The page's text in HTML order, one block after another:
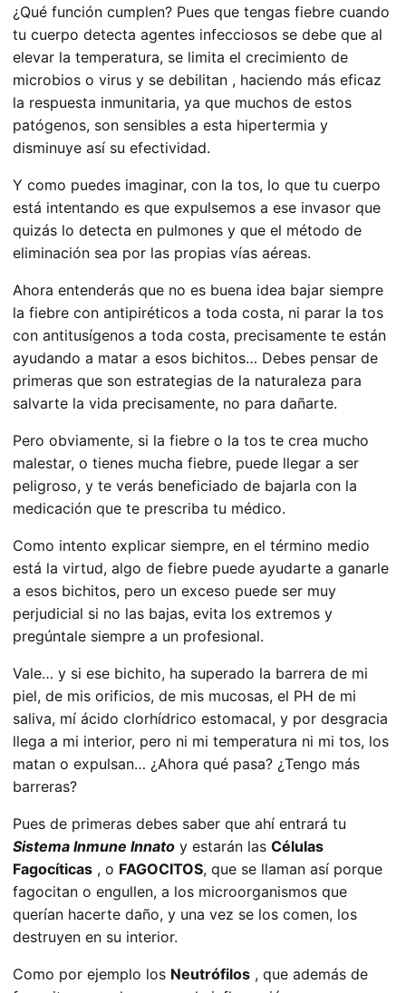
¿Qué función cumplen? Pues que tengas fiebre cuando
tu cuerpo detecta agentes infecciosos se debe que al
elevar la temperatura, se limita el crecimiento de
microbios o virus y se debilitan , haciendo más eficaz
la respuesta inmunitaria, ya que muchos de estos
patógenos, son sensibles a esta hipertermia y
disminuye así su efectividad.
Y como puedes imaginar, con la tos, lo que tu cuerpo
está intentando es que expulsemos a ese invasor que
quizás lo detecta en pulmones y que el método de
eliminación sea por las propias vías aéreas.
Ahora entenderás que no es buena idea bajar siempre
la fiebre con antipiréticos a toda costa, ni parar la tos
con antitusígenos a toda costa, precisamente te están
ayudando a matar a esos bichitos… Debes pensar de
primeras que son estrategias de la naturaleza para
salvarte la vida precisamente, no para dañarte.
Pero obviamente, si la fiebre o la tos te crea mucho
malestar, o tienes mucha fiebre, puede llegar a ser
peligroso, y te verás beneficiado de bajarla con la
medicación que te prescriba tu médico.
Como intento explicar siempre, en el término medio
está la virtud, algo de fiebre puede ayudarte a ganarle
a esos bichitos, pero un exceso puede ser muy
perjudicial si no las bajas, evita los extremos y
pregúntale siempre a un profesional.
Vale… y si ese bichito, ha superado la barrera de mi
piel, de mis orificios, de mis mucosas, el PH de mi
saliva, mí ácido clorhídrico estomacal, y por desgracia
llega a mi interior, pero ni mi temperatura ni mi tos, los
matan o expulsan… ¿Ahora qué pasa? ¿Tengo más
barreras?
Pues de primeras debes saber que ahí entrará tu
Sistema Inmune Innato y estarán las Células
Fagocíticas , o FAGOCITOS, que se llaman así porque
fagocitan o engullen, a los microorganismos que
querían hacerte daño, y una vez se los comen, los
destruyen en su interior.
Como por ejemplo los Neutrófilos , que además de